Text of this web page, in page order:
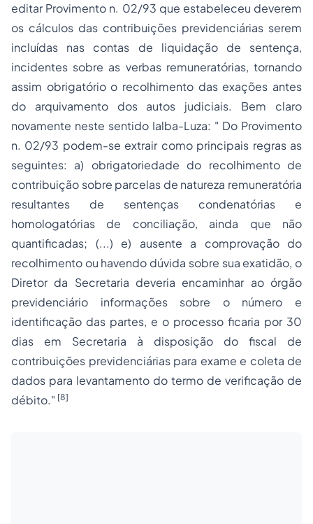
editar Provimento n. 02/93 que estabeleceu deverem
os cálculos das contribuições previdenciárias serem
incluídas nas contas de liquidação de sentença,
incidentes sobre as verbas remuneratórias, tornando
assim obrigatório o recolhimento das exações antes
do arquivamento dos autos judiciais. Bem claro
novamente neste sentido Ialba-Luza: " Do Provimento
n. 02/93 podem-se extrair como principais regras as
seguintes: a) obrigatoriedade do recolhimento de
contribuição sobre parcelas de natureza remuneratória
resultantes de sentenças condenatórias e
homologatórias de conciliação, ainda que não
quantificadas; (...) e) ausente a comprovação do
recolhimento ou havendo dúvida sobre sua exatidão, o
Diretor da Secretaria deveria encaminhar ao órgão
previdenciário informações sobre o número e
identificação das partes, e o processo ficaria por 30
dias em Secretaria à disposição do fiscal de
contribuições previdenciárias para exame e coleta de
dados para levantamento do termo de verificação de
débito." [8]